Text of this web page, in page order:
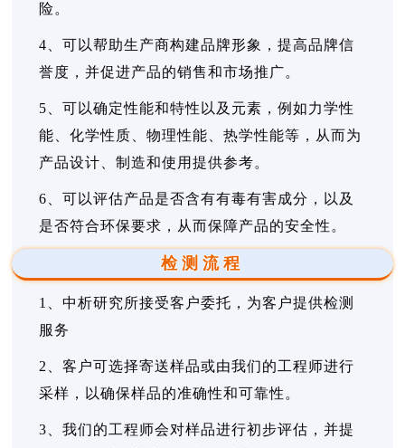
险。
4、可以帮助生产商构建品牌形象，提高品牌信
誉度，并促进产品的销售和市场推广。
5、可以确定性能和特性以及元素，例如力学性
能、化学性质、物理性能、热学性能等，从而为
产品设计、制造和使用提供参考。
6、可以评估产品是否含有有毒有害成分，以及
是否符合环保要求，从而保障产品的安全性。
检测流程
1、中析研究所接受客户委托，为客户提供检测
服务
2、客户可选择寄送样品或由我们的工程师进行
采样，以确保样品的准确性和可靠性。
3、我们的工程师会对样品进行初步评估，并提